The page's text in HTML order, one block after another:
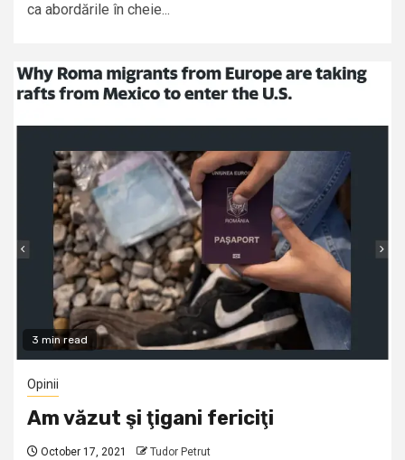
ca abordările în cheie...
3 min read
Opinii
Am văzut şi ţigani fericiţi
October 17, 2021 Tudor Petrut